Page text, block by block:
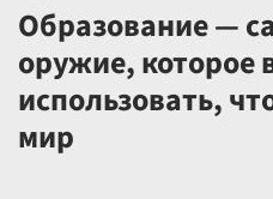
Цены
Образование —
оружие, которое
использовать,
мир